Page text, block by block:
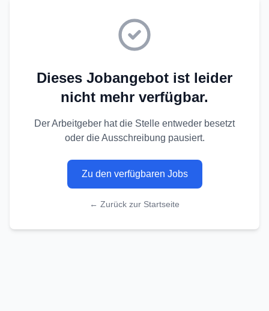
Dieses Jobangebot ist leider
nicht mehr verfügbar.
Der Arbeitgeber hat die Stelle entweder besetzt
oder die Ausschreibung pausiert.
Zu den verfügbaren Jobs
← Zurück zur Startseite